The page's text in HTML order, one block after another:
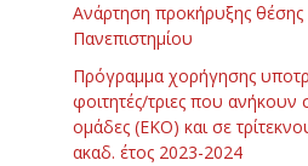
Ανάρτηση προκήρυξης
Πανεπιστημίου
Πρόγραμμα χορήγησης
φοιτητές/τριες που ανήκουν
ομάδες (ΕΚΟ) και σε
ακαδ. έτος 2023-2024